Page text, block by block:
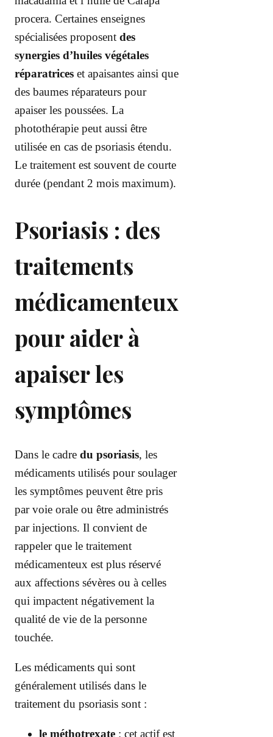
procera. Certaines enseignes
spécialisées proposent des
synergies d’huiles végétales
réparatrices et apaisantes ainsi que
des baumes réparateurs pour
apaiser les poussées. La
photothérapie peut aussi être
utilisée en cas de psoriasis étendu.
Le traitement est souvent de courte
durée (pendant 2 mois maximum).
Psoriasis : des
traitements
médicamenteux
pour aider à
apaiser les
symptômes
Dans le cadre du psoriasis, les
médicaments utilisés pour soulager
les symptômes peuvent être pris
par voie orale ou être administrés
par injections. Il convient de
rappeler que le traitement
médicamenteux est plus réservé
aux affections sévères ou à celles
qui impactent négativement la
qualité de vie de la personne
touchée.
Les médicaments qui sont
généralement utilisés dans le
traitement du psoriasis sont :
le méthotrexate : cet actif est